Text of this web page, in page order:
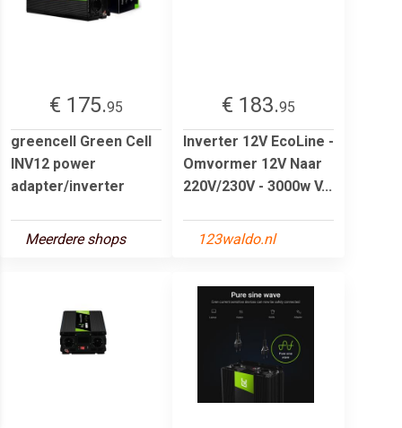
€ 175.95
greencell Green Cell
INV12 power
adapter/inverter
Meerdere shops
€ 183.95
Inverter 12V EcoLine -
Omvormer 12V Naar
220V/230V - 3000w V...
123waldo.nl